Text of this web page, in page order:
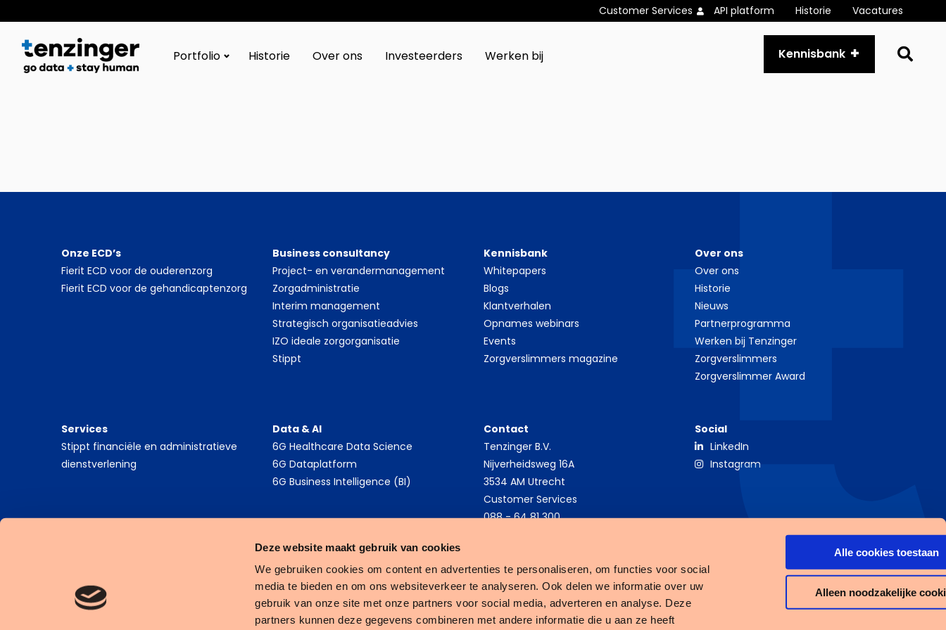
Deze website maakt gebruik van cookies
We gebruiken cookies om content en advertenties te personaliseren, om functies voor social
media te bieden en om ons websiteverkeer te analyseren. Ook delen we informatie over uw
gebruik van onze site met onze partners voor social media, adverteren en analyse. Deze
partners kunnen deze gegevens combineren met andere informatie die u aan ze heeft
Alle cookies toestaan
Alleen noodzakelijke
Customer Services API platform Historie Vacatures
Portfolio Historie Over ons Investeerders Werken bij Kennisbank
Onze ECD’s
Fierit ECD voor de ouderenzorg
Fierit ECD voor de gehandicaptenzorg
Business consultancy
Project- en verandermanagement
Zorgadministratie
Interim management
Strategisch organisatieadvies
IZO ideale zorgorganisatie
Stippt
Kennisbank
Whitepapers
Blogs
Klantverhalen
Opnames webinars
Events
Zorgverslimmers magazine
Over ons
Over ons
Historie
Nieuws
Partnerprogramma
Werken bij Tenzinger
Zorgverslimmers
Zorgverslimmer Award
Services
Stippt financiële en administratieve
dienstverlening
Data & AI
6G Healthcare Data Science
6G Dataplatform
6G Business Intelligence (BI)
Contact
Tenzinger B.V.
Nijverheidsweg 16A
3534 AM Utrecht
Customer Services
088 - 64 81 300
Social
LinkedIn
Instagram
Cookies Privacy Statement Algemene Voorwaarden Tenzinger